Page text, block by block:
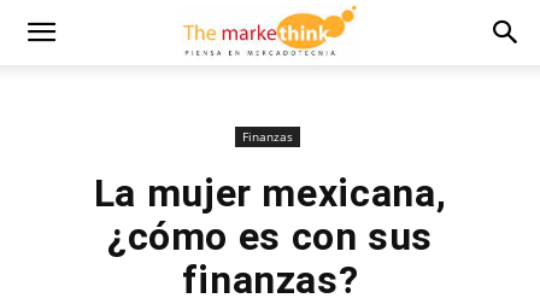
Finanzas
La mujer mexicana,
¿cómo es con sus
finanzas?